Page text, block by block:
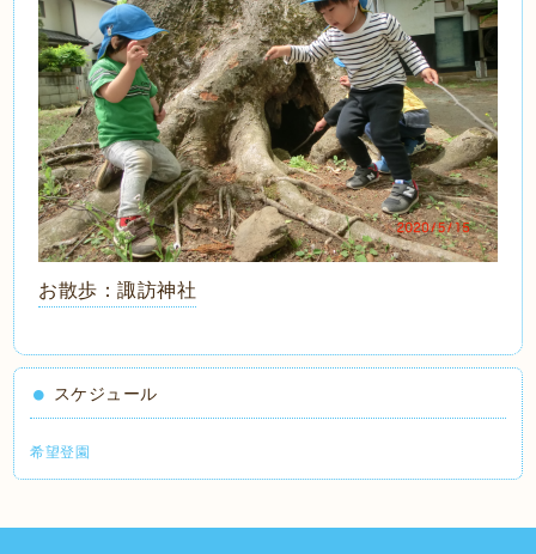
お散歩：諏訪神社
スケジュール
希望登園